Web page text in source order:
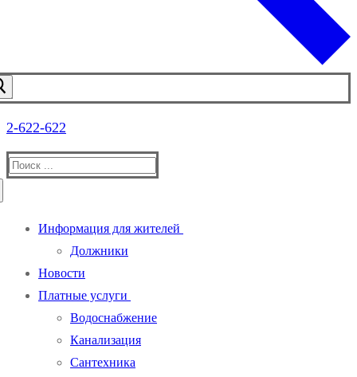
2-622-622
Информация для жителей
Должники
Новости
Платные услуги
Водоснабжение
Канализация
Сантехника